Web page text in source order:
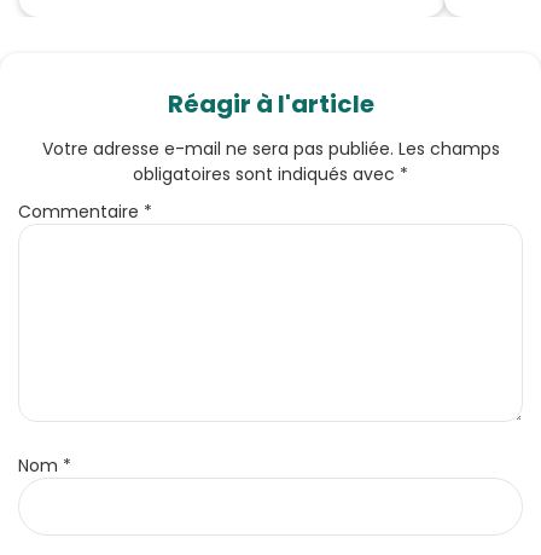
Réagir à l'article
Votre adresse e-mail ne sera pas publiée. Les champs
obligatoires sont indiqués avec *
Commentaire *
Nom *